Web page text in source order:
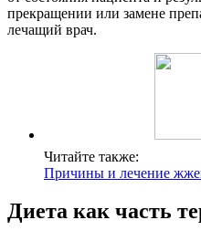
прекращении или замене
лечащий врач.
Читайте также:
Причины и лечение
Диета как часть